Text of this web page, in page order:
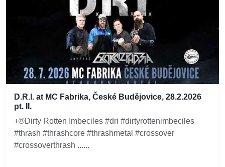
D.R.I. at MC Fabrika, České Budějovice, 28.2.2026
pt. II.
+®Dirty Rotten Imbeciles #dri #dirtyrottenimbeciles
#thrash #thrashcore #thrashmetal #crossover
#crossoverthrash ......